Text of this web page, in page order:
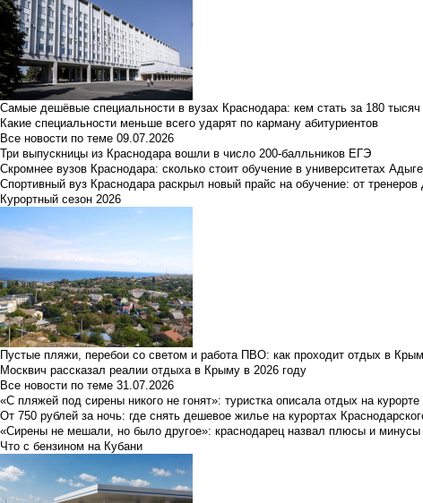
Самые дешёвые специальности в вузах Краснодара: кем стать за 180 тысяч
Какие специальности меньше всего ударят по карману абитуриентов
Все новости по теме 09.07.2026
Три выпускницы из Краснодара вошли в число 200-балльников ЕГЭ
Скромнее вузов Краснодара: сколько стоит обучение в университетах
Спортивный вуз Краснодара раскрыл новый прайс на обучение: от тренеров
Курортный сезон 2026
Пустые пляжи, перебои со светом и работа ПВО: как проходит отдых в
Москвич рассказал реалии отдыха в Крыму в 2026 году
Все новости по теме 31.07.2026
«С пляжей под сирены никого не гонят»: туристка описала отдых на
От 750 рублей за ночь: где снять дешевое жилье на курортах
«Сирены не мешали, но было другое»: краснодарец назвал плюсы и минусы
Что с бензином на Кубани